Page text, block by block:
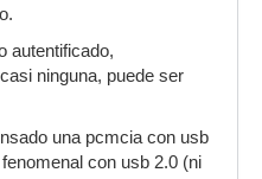
autentificado,
ninguna, puede ser
una pcmcia con usb
con usb 2.0 (ni